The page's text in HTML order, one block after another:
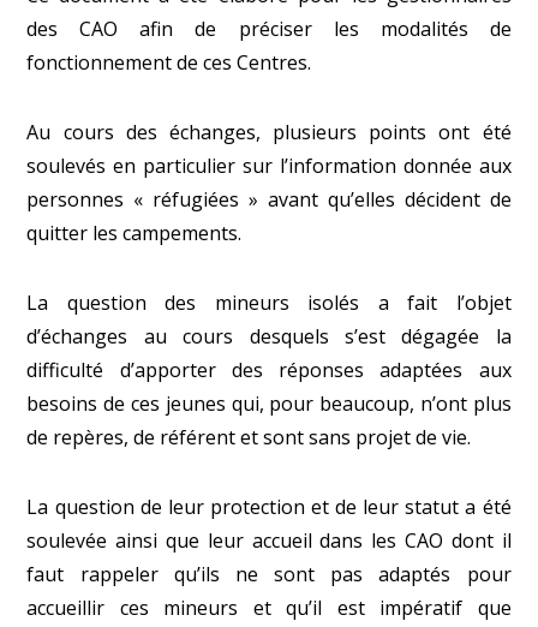
des CAO afin de préciser les modalités de
fonctionnement de ces Centres.
Au cours des échanges, plusieurs points ont été
soulevés en particulier sur l’information donnée aux
personnes « réfugiées » avant qu’elles décident de
quitter les campements.
La question des mineurs isolés a fait l’objet
d’échanges au cours desquels s’est dégagée la
difficulté d’apporter des réponses adaptées aux
besoins de ces jeunes qui, pour beaucoup, n’ont plus
de repères, de référent et sont sans projet de vie.
La question de leur protection et de leur statut a été
soulevée ainsi que leur accueil dans les CAO dont il
faut rappeler qu’ils ne sont pas adaptés pour
accueillir ces mineurs et qu’il est impératif que